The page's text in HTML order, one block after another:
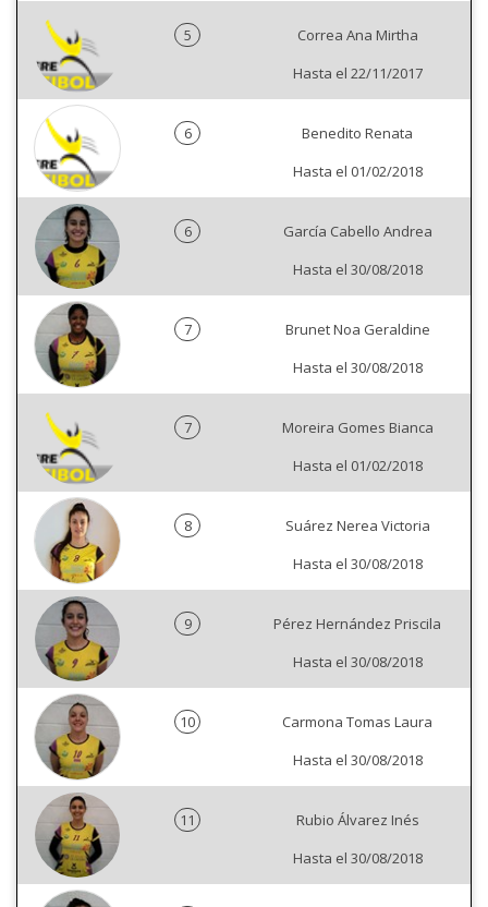
5
Correa Ana Mirtha
Hasta el 22/11/2017
6
Benedito Renata
Hasta el 01/02/2018
6
García Cabello Andrea
Hasta el 30/08/2018
7
Brunet Noa Geraldine
Hasta el 30/08/2018
7
Moreira Gomes Bianca
Hasta el 01/02/2018
8
Suárez Nerea Victoria
Hasta el 30/08/2018
9
Pérez Hernández Priscila
Hasta el 30/08/2018
10
Carmona Tomas Laura
Hasta el 30/08/2018
11
Rubio Álvarez Inés
Hasta el 30/08/2018